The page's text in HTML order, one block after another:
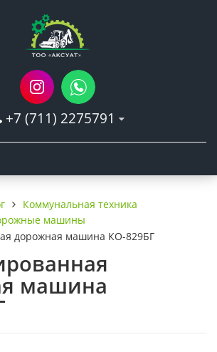
+7 (711) 2275791
Коммунальная техника
машины
дорожная машина КО-829БГ
машина